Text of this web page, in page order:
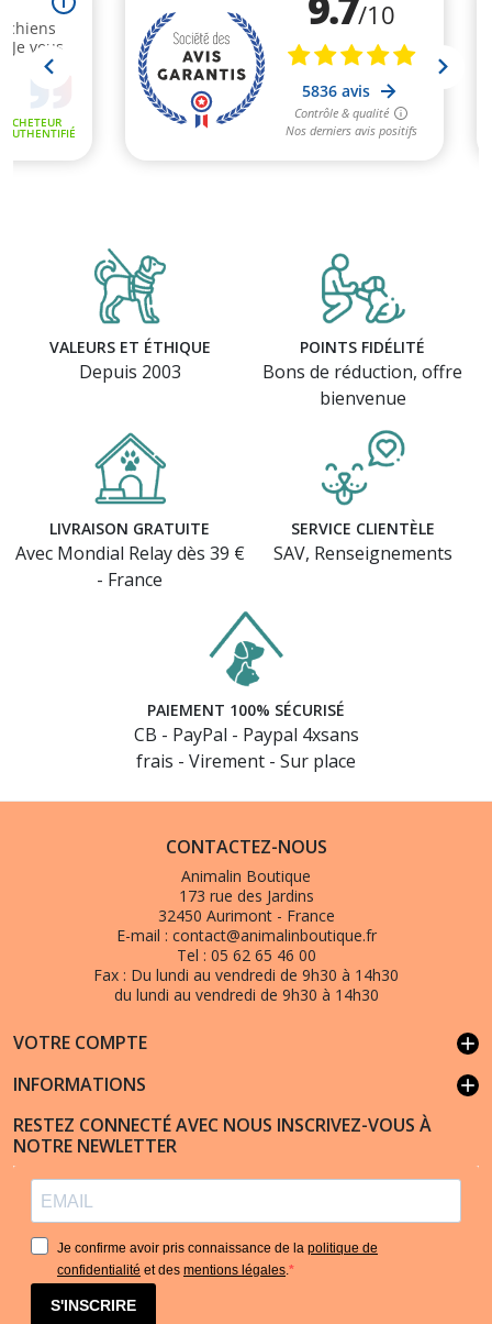
VALEURS ET ÉTHIQUE
Depuis 2003
POINTS FIDÉLITÉ
Bons de réduction, offre
bienvenue
LIVRAISON GRATUITE
Avec Mondial Relay dès 39 €
- France
SERVICE CLIENTÈLE
SAV, Renseignements
PAIEMENT 100% SÉCURISÉ
CB - PayPal - Paypal 4xsans
frais - Virement - Sur place
CONTACTEZ-NOUS
Animalin Boutique
173 rue des Jardins
32450 Aurimont - France
E-mail : contact@animalinboutique.fr
Tel : 05 62 65 46 00
Fax : Du lundi au vendredi de 9h30 à 14h30
du lundi au vendredi de 9h30 à 14h30
VOTRE COMPTE add
INFORMATIONS add
RESTEZ CONNECTÉ AVEC NOUS INSCRIVEZ-VOUS À
NOTRE NEWLETTER
Je confirme avoir pris connaissance de la politique de
confidentialité et des mentions légales.
S'INSCRIRE